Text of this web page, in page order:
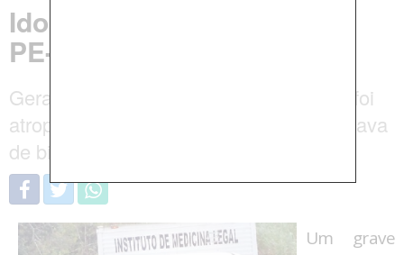
Idoso morre atropelado na
PE-074, em Vicência
Geraldo Antônio de Carvalho, 73 anos, foi
atropelado por uma van enquanto trafegava
de bicicleta.
Um grave